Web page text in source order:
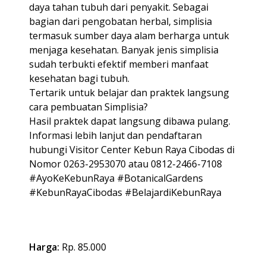
daya tahan tubuh dari penyakit. Sebagai
bagian dari pengobatan herbal, simplisia
termasuk sumber daya alam berharga untuk
menjaga kesehatan. Banyak jenis simplisia
sudah terbukti efektif memberi manfaat
kesehatan bagi tubuh.
Tertarik untuk belajar dan praktek langsung
cara pembuatan Simplisia?
Hasil praktek dapat langsung dibawa pulang.
Informasi lebih lanjut dan pendaftaran
hubungi Visitor Center Kebun Raya Cibodas di
Nomor 0263-2953070 atau 0812-2466-7108
#AyoKeKebunRaya #BotanicalGardens
#KebunRayaCibodas #BelajardiKebunRaya
Harga: Rp. 85.000